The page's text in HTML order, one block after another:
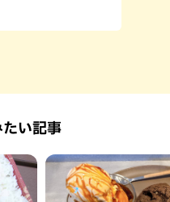
たい記事